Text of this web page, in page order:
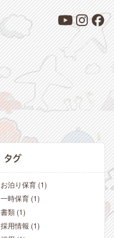
お泊り保育 (1)
一時保育 (1)
書類 (1)
採用情報 (1)